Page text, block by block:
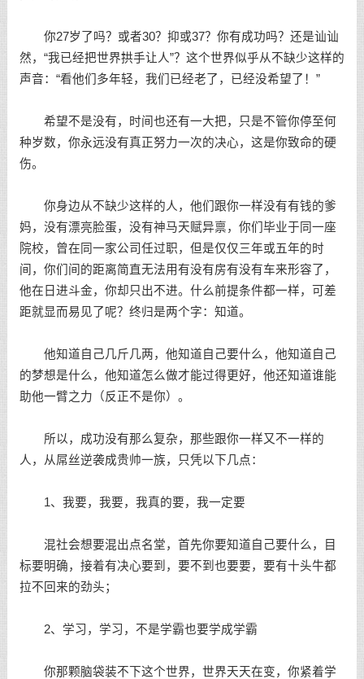
你27岁了吗？或者30？抑或37？你有成功吗？还是讪讪
然，“我已经把世界拱手让人”？这个世界似乎从不缺少这样的
声音：“看他们多年轻，我们已经老了，已经没希望了！”
希望不是没有，时间也还有一大把，只是不管你停至何
种岁数，你永远没有真正努力一次的决心，这是你致命的硬
伤。
你身边从不缺少这样的人，他们跟你一样没有有钱的爹
妈，没有漂亮脸蛋，没有神马天赋异禀，你们毕业于同一座
院校，曾在同一家公司任过职，但是仅仅三年或五年的时
间，你们间的距离简直无法用有没有房有没有车来形容了，
他在日进斗金，你却只出不进。什么前提条件都一样，可差
距就显而易见了呢？终归是两个字：知道。
他知道自己几斤几两，他知道自己要什么，他知道自己
的梦想是什么，他知道怎么做才能过得更好，他还知道谁能
助他一臂之力（反正不是你）。
所以，成功没有那么复杂，那些跟你一样又不一样的
人，从屌丝逆袭成贵帅一族，只凭以下几点：
1、我要，我要，我真的要，我一定要
混社会想要混出点名堂，首先你要知道自己要什么，目
标要明确，接着有决心要到，要不到也要要，要有十头牛都
拉不回来的劲头；
2、学习，学习，不是学霸也要学成学霸
你那颗脑袋装不下这个世界，世界天天在变，你紧着学